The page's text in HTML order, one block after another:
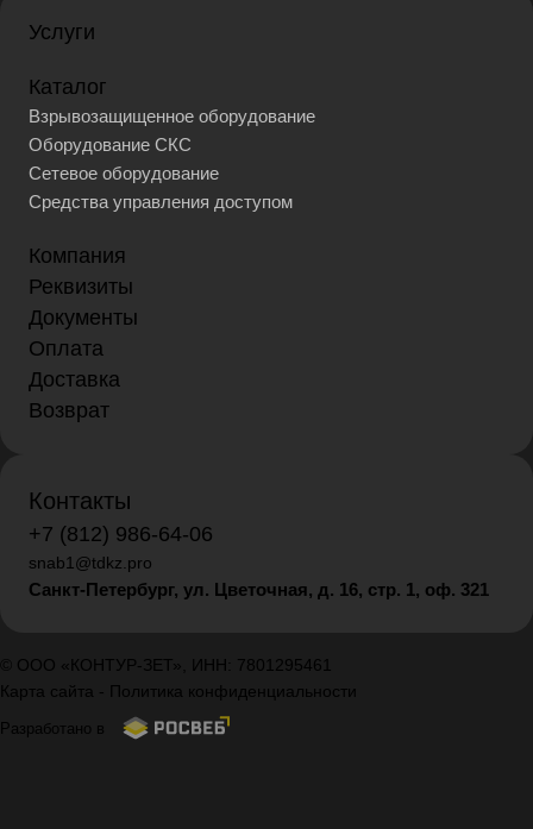
Услуги
Каталог
Взрывозащищенное оборудование
Оборудование СКС
Сетевое оборудование
Средства управления доступом
Компания
Реквизиты
Документы
Оплата
Доставка
Возврат
Контакты
+7 (812) 986-64-06
snab1@tdkz.pro
Санкт-Петербург, ул. Цветочная, д. 16, стр. 1, оф. 321
© ООО «КОНТУР-ЗЕТ», ИНН: 7801295461
Карта сайта - Политика конфиденциальности
Разработано в